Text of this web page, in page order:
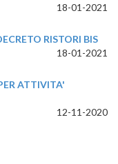
18-01-2021
RISTORI BIS
18-01-2021
ATTIVITA'
12-11-2020